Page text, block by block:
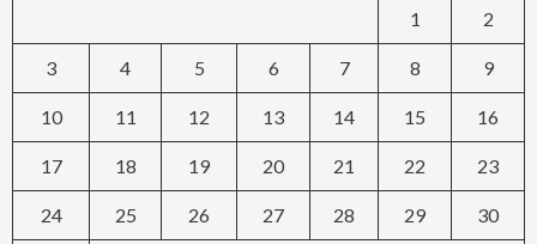
1 2
3 4 5 6 7 8 9
10 11 12 13 14 15 16
17 18 19 20 21 22 23
24 25 26 27 28 29 30